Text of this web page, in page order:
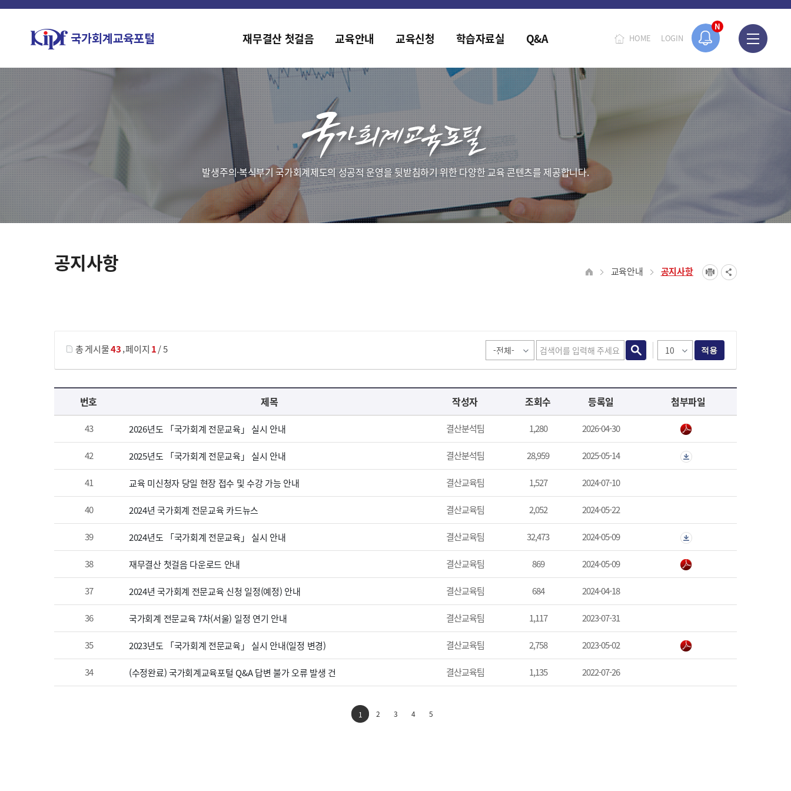
N
홈페이지가 새롭게 개편되었습니다.
HOME LOGIN
재무결산 첫걸음 교육안내 교육신청 학습자료실 Q&A
발생주의·복식부기 국가회계제도의 성공적 운영을 뒷받침하기 위한 다양한 교육 콘텐츠를 제공합니다.
공지사항 교육안내 공지사항
총 게시물43,페이지 1/ 5 적용
공지사항 목록 으로 번호, 제목, 작성자, 조회수, 등록 일, 첨부파일로 나열 되고 있습니다.
번호 제목 작성자 조회수 등록일 첨부파일
43 2026년도 「국가회계 전문교육」 실시 안내 결산분석팀 1,280 2026-04-30
42 2025년도 「국가회계 전문교육」 실시 안내 결산분석팀 28,959 2025-05-14
41 교육 미신청자 당일 현장 접수 및 수강 가능 안내 결산교육팀 1,527 2024-07-10
40 2024년 국가회계 전문교육 카드뉴스 결산교육팀 2,052 2024-05-22
39 2024년도 「국가회계 전문교육」 실시 안내 결산교육팀 32,473 2024-05-09
38 재무결산 첫걸음 다운로드 안내 결산교육팀 869 2024-05-09
37 2024년 국가회계 전문교육 신청 일정(예정) 안내 결산교육팀 684 2024-04-18
36 국가회계 전문교육 7차(서울) 일정 연기 안내 결산교육팀 1,117 2023-07-31
35 2023년도 「국가회계 전문교육」 실시 안내(일정 변경) 결산교육팀 2,758 2023-05-02
34 (수정완료) 국가회계교육포털 Q&A 답변 불가 오류 발생 건 결산교육팀 1,135 2022-07-26
1 2 3 4 5